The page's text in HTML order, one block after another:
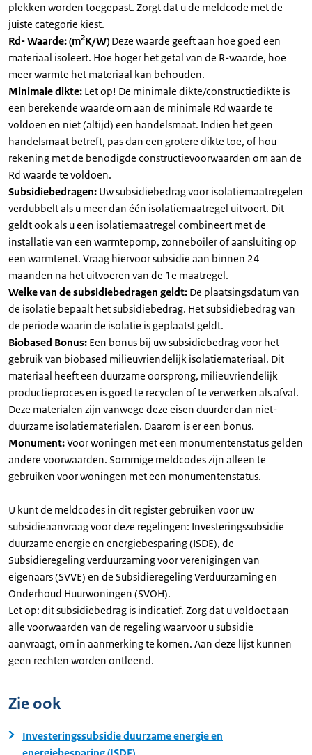
plekken worden toegepast. Zorgt dat u de meldcode met de
juiste categorie kiest.
Rd- Waarde: (m2K/W) Deze waarde geeft aan hoe goed een
materiaal isoleert. Hoe hoger het getal van de R-waarde, hoe
meer warmte het materiaal kan behouden.
Minimale dikte: Let op! De minimale dikte/constructiedikte is
een berekende waarde om aan de minimale Rd waarde te
voldoen en niet (altijd) een handelsmaat. Indien het geen
handelsmaat betreft, pas dan een grotere dikte toe, of hou
rekening met de benodigde constructievoorwaarden om aan de
Rd waarde te voldoen.
Subsidiebedragen: Uw subsidiebedrag voor isolatiemaatregelen
verdubbelt als u meer dan één isolatiemaatregel uitvoert. Dit
geldt ook als u een isolatiemaatregel combineert met de
installatie van een warmtepomp, zonneboiler of aansluiting op
een warmtenet. Vraag hiervoor subsidie aan binnen 24
maanden na het uitvoeren van de 1e maatregel.
Welke van de subsidiebedragen geldt: De plaatsingsdatum van
de isolatie bepaalt het subsidiebedrag. Het subsidiebedrag van
de periode waarin de isolatie is geplaatst geldt.
Biobased Bonus: Een bonus bij uw subsidiebedrag voor het
gebruik van biobased milieuvriendelijk isolatiemateriaal. Dit
materiaal heeft een duurzame oorsprong, milieuvriendelijk
productieproces en is goed te recyclen of te verwerken als afval.
Deze materialen zijn vanwege deze eisen duurder dan niet-
duurzame isolatiematerialen. Daarom is er een bonus.
Monument:Voor woningen met een monumentenstatus gelden
andere voorwaarden. Sommige meldcodes zijn alleen te
gebruiken voor woningen met een monumentenstatus.
U kunt de meldcodes in dit register gebruiken voor uw
subsidieaanvraag voor deze regelingen: Investeringssubsidie
duurzame energie en energiebesparing (ISDE), de
Subsidieregeling verduurzaming voor verenigingen van
eigenaars (SVVE) en de Subsidieregeling Verduurzaming en
Onderhoud Huurwoningen (SVOH).
Let op: dit subsidiebedrag is indicatief. Zorg dat u voldoet aan
alle voorwaarden van de regeling waarvoor u subsidie
aanvraagt, om in aanmerking te komen. Aan deze lijst kunnen
geen rechten worden ontleend.
Zie ook
Investeringssubsidie duurzame energie en